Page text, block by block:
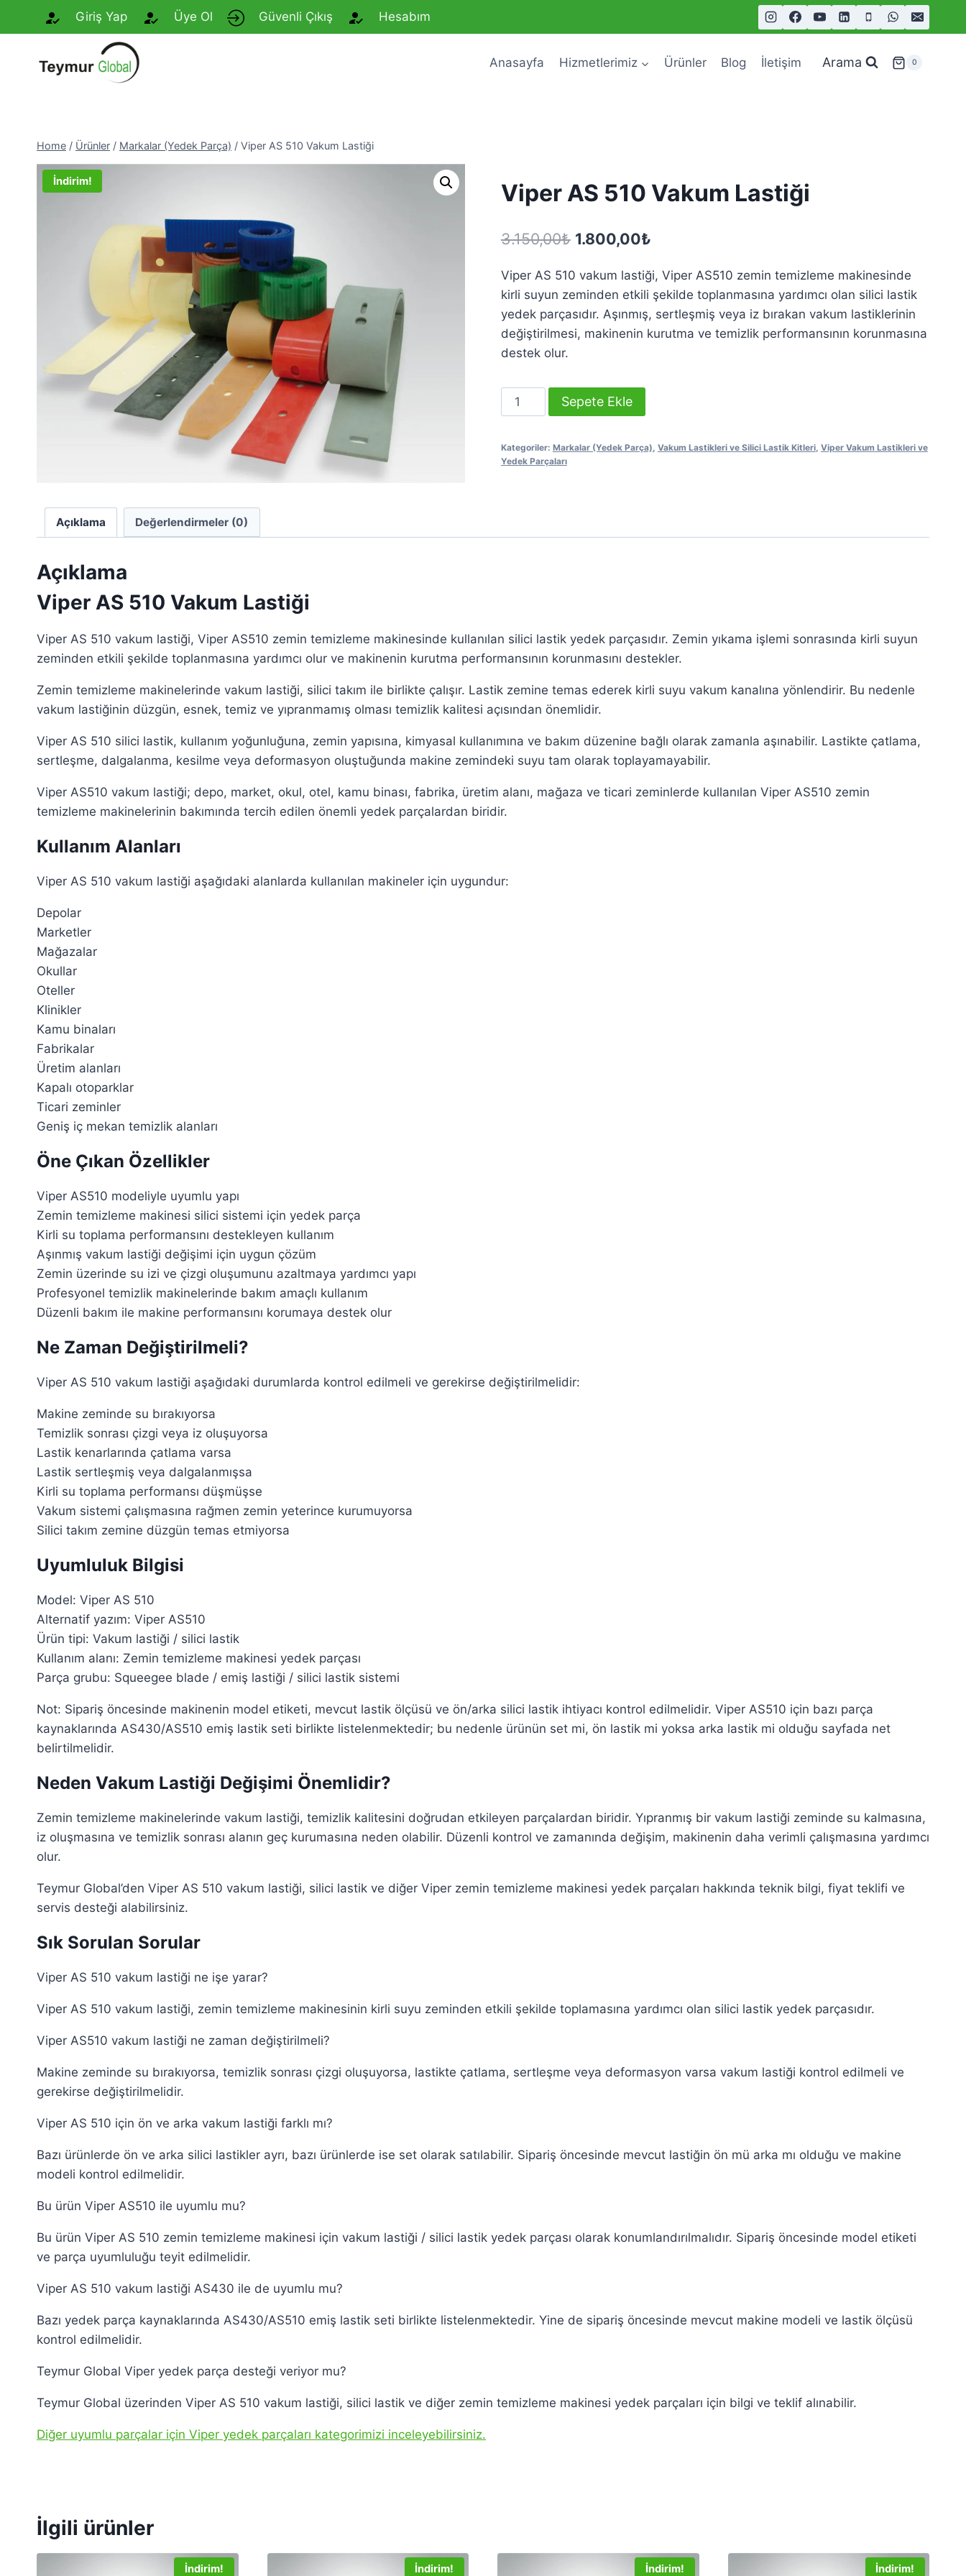
Giriş Yap Üye Ol Güvenli Çıkış Hesabım
Anasayfa Hizmetlerimiz Ürünler Blog İletişim Arama 0
Home / Ürünler / Markalar (Yedek Parça) / Viper AS 510 Vakum Lastiği
İndirim! Viper AS 510 Vakum Lastiği
3.150,00₺ Orijinal
3.150,00₺.
1.800,00₺Şu
fiyat:
1.800,00₺.
Viper AS 510 vakum lastiği, Viper AS510 zemin temizleme makinesinde
kirli suyun zeminden etkili şekilde toplanmasına yardımcı olan silici lastik
yedek parçasıdır. Aşınmış, sertleşmiş veya iz bırakan vakum lastiklerinin
değiştirilmesi, makinenin kurutma ve temizlik performansının korunmasına
destek olur.
Viper
AS
Vakum
Sepete Ekle
Kategoriler: Markalar (Yedek Parça) Vakum Lastikleri ve Silici Lastik Kitleri, Viper Vakum Lastikleri ve
Yedek Parçaları
Açıklama Değerlendirmeler (0)
Açıklama
Viper AS 510 Vakum Lastiği
Viper AS 510 vakum lastiği, Viper AS510 zemin temizleme makinesinde kullanılan silici lastik yedek parçasıdır. Zemin yıkama işlemi sonrasında kirli suyun
zeminden etkili şekilde toplanmasına yardımcı olur ve makinenin kurutma performansının korunmasını destekler.
Zemin temizleme makinelerinde vakum lastiği, silici takım ile birlikte çalışır. Lastik zemine temas ederek kirli suyu vakum kanalına yönlendirir. Bu nedenle
vakum lastiğinin düzgün, esnek, temiz ve yıpranmamış olması temizlik kalitesi açısından önemlidir.
Viper AS 510 silici lastik, kullanım yoğunluğuna, zemin yapısına, kimyasal kullanımına ve bakım düzenine bağlı olarak zamanla aşınabilir. Lastikte çatlama,
sertleşme, dalgalanma, kesilme veya deformasyon oluştuğunda makine zemindeki suyu tam olarak toplayamayabilir.
Viper AS510 vakum lastiği; depo, market, okul, otel, kamu binası, fabrika, üretim alanı, mağaza ve ticari zeminlerde kullanılan Viper AS510 zemin
temizleme makinelerinin bakımında tercih edilen önemli yedek parçalardan biridir.
Kullanım Alanları
Viper AS 510 vakum lastiği aşağıdaki alanlarda kullanılan makineler için uygundur:
Depolar
Marketler
Mağazalar
Okullar
Oteller
Klinikler
Kamu binaları
Fabrikalar
Üretim alanları
Kapalı otoparklar
Ticari zeminler
Geniş iç mekan temizlik alanları
Öne Çıkan Özellikler
Viper AS510 modeliyle uyumlu yapı
Zemin temizleme makinesi silici sistemi için yedek parça
Kirli su toplama performansını destekleyen kullanım
Aşınmış vakum lastiği değişimi için uygun çözüm
Zemin üzerinde su izi ve çizgi oluşumunu azaltmaya yardımcı yapı
Profesyonel temizlik makinelerinde bakım amaçlı kullanım
Düzenli bakım ile makine performansını korumaya destek olur
Ne Zaman Değiştirilmeli?
Viper AS 510 vakum lastiği aşağıdaki durumlarda kontrol edilmeli ve gerekirse değiştirilmelidir:
Makine zeminde su bırakıyorsa
Temizlik sonrası çizgi veya iz oluşuyorsa
Lastik kenarlarında çatlama varsa
Lastik sertleşmiş veya dalgalanmışsa
Kirli su toplama performansı düşmüşse
Vakum sistemi çalışmasına rağmen zemin yeterince kurumuyorsa
Silici takım zemine düzgün temas etmiyorsa
Uyumluluk Bilgisi
Model: Viper AS 510
Alternatif yazım: Viper AS510
Ürün tipi: Vakum lastiği / silici lastik
Kullanım alanı: Zemin temizleme makinesi yedek parçası
Parça grubu: Squeegee blade / emiş lastiği / silici lastik sistemi
Not: Sipariş öncesinde makinenin model etiketi, mevcut lastik ölçüsü ve ön/arka silici lastik ihtiyacı kontrol edilmelidir. Viper AS510 için bazı parça
kaynaklarında AS430/AS510 emiş lastik seti birlikte listelenmektedir; bu nedenle ürünün set mi, ön lastik mi yoksa arka lastik mi olduğu sayfada net
belirtilmelidir.
Neden Vakum Lastiği Değişimi Önemlidir?
Zemin temizleme makinelerinde vakum lastiği, temizlik kalitesini doğrudan etkileyen parçalardan biridir. Yıpranmış bir vakum lastiği zeminde su kalmasına,
iz oluşmasına ve temizlik sonrası alanın geç kurumasına neden olabilir. Düzenli kontrol ve zamanında değişim, makinenin daha verimli çalışmasına yardımcı
olur.
Teymur Global’den Viper AS 510 vakum lastiği, silici lastik ve diğer Viper zemin temizleme makinesi yedek parçaları hakkında teknik bilgi, fiyat teklifi ve
servis desteği alabilirsiniz.
Sık Sorulan Sorular
Viper AS 510 vakum lastiği ne işe yarar?
Viper AS 510 vakum lastiği, zemin temizleme makinesinin kirli suyu zeminden etkili şekilde toplamasına yardımcı olan silici lastik yedek parçasıdır.
Viper AS510 vakum lastiği ne zaman değiştirilmeli?
Makine zeminde su bırakıyorsa, temizlik sonrası çizgi oluşuyorsa, lastikte çatlama, sertleşme veya deformasyon varsa vakum lastiği kontrol edilmeli ve
gerekirse değiştirilmelidir.
Viper AS 510 için ön ve arka vakum lastiği farklı mı?
Bazı ürünlerde ön ve arka silici lastikler ayrı, bazı ürünlerde ise set olarak satılabilir. Sipariş öncesinde mevcut lastiğin ön mü arka mı olduğu ve makine
modeli kontrol edilmelidir.
Bu ürün Viper AS510 ile uyumlu mu?
Bu ürün Viper AS 510 zemin temizleme makinesi için vakum lastiği / silici lastik yedek parçası olarak konumlandırılmalıdır. Sipariş öncesinde model etiketi
ve parça uyumluluğu teyit edilmelidir.
Viper AS 510 vakum lastiği AS430 ile de uyumlu mu?
Bazı yedek parça kaynaklarında AS430/AS510 emiş lastik seti birlikte listelenmektedir. Yine de sipariş öncesinde mevcut makine modeli ve lastik ölçüsü
kontrol edilmelidir.
Teymur Global Viper yedek parça desteği veriyor mu?
Teymur Global üzerinden Viper AS 510 vakum lastiği, silici lastik ve diğer zemin temizleme makinesi yedek parçaları için bilgi ve teklif alınabilir.
Diğer uyumlu parçalar için Viper yedek parçaları kategorimizi inceleyebilirsiniz.
İlgili ürünler
İndirim! İndirim! İndirim! İndirim!